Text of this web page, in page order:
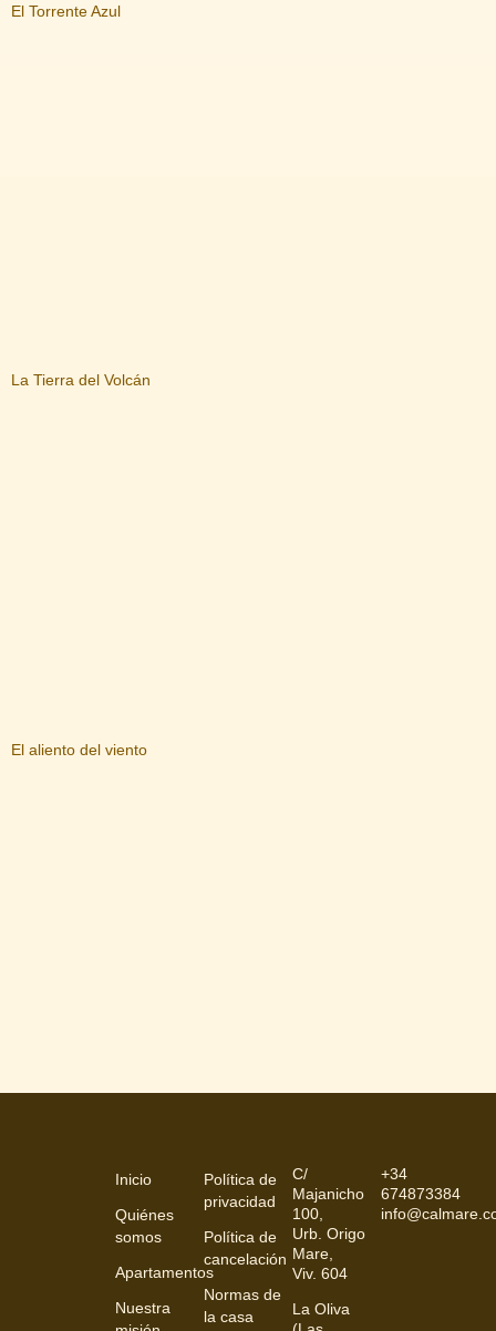
El Torrente Azul
La Tierra del Volcán
El aliento del viento
Inicio
Quiénes
somos
Apartamentos
Nuestra
Política de
privacidad
Política de
cancelación
Normas de
la casa
C/
Majanicho
100,
Urb. Origo
Mare,
Viv. 604
La Oliva
+34
674873384